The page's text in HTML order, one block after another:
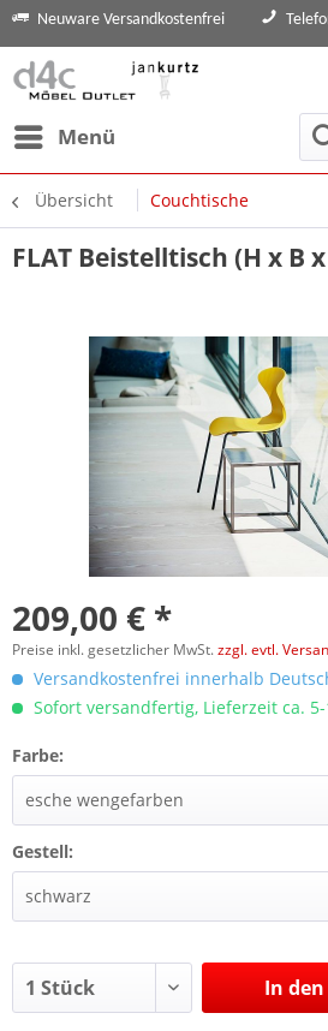
Neuware Versandkostenfrei
Menü
Übersicht Couchtische
FLAT Beistelltisch (H x B
209,00 € *
Preise inkl. gesetzlicher MwSt.zzgl. evtl.
Versandkostenfrei innerhalb
Sofort versandfertig, Lieferzeit ca. 5-
Farbe:
Gestell:
In den